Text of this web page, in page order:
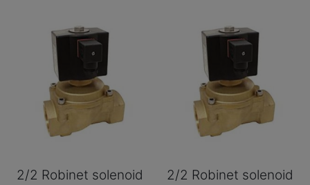
2/2 Robinet solenoid
2/2 Robinet solenoid